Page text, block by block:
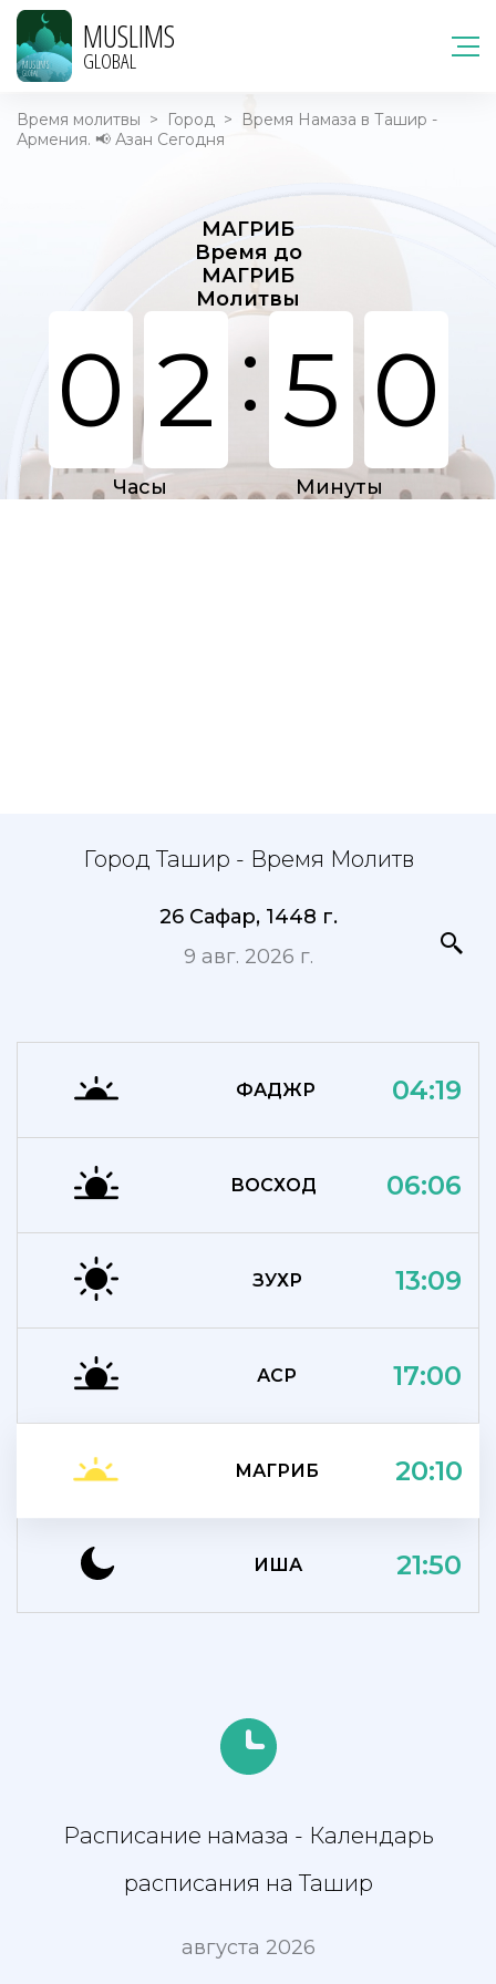
MUSLIMS
GLOBAL
Время молитвы > Город >
Время Намаза в Ташир -
Армения. 📢 Азан Сегодня
МАГРИБ
Время до
МАГРИБ
Молитвы
0 2 : 5 0
Часы Минуты
Город Ташир - Время Молитв
26 Сафар, 1448 г.
9 авг. 2026 г.
ФАДЖР 04:19
ВОСХОД 06:06
ЗУХР 13:09
АСР 17:00
МАГРИБ 20:10
ИША 21:50
Расписание намаза - Календарь
расписания на Ташир
августа 2026